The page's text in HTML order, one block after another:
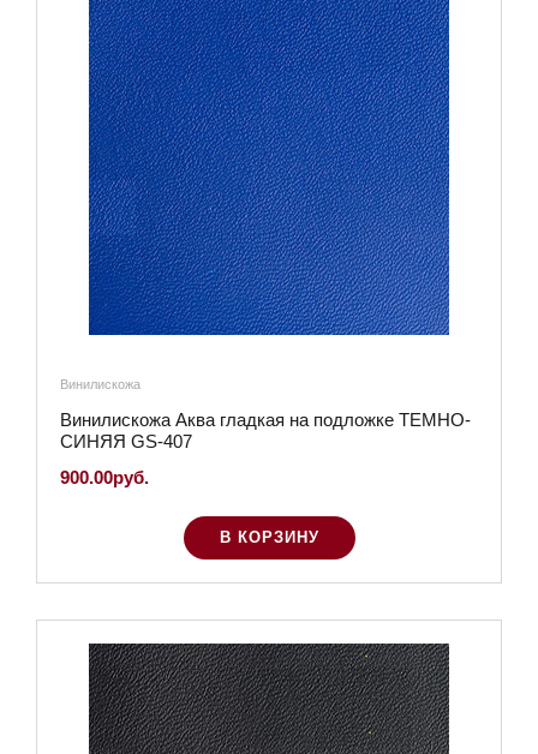
Винилискожа
Винилискожа Аква гладкая на подложке ТЕМНО-
СИНЯЯ GS-407
900.00руб.
В КОРЗИНУ